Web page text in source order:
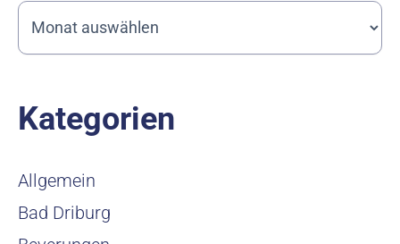
Kategorien
Allgemein
Bad Driburg